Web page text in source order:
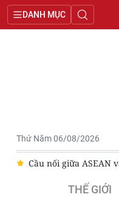
DANH MỤC
Thứ Năm 06/08/2026
Thái Bình Dương Bất
THẾ GIỚI